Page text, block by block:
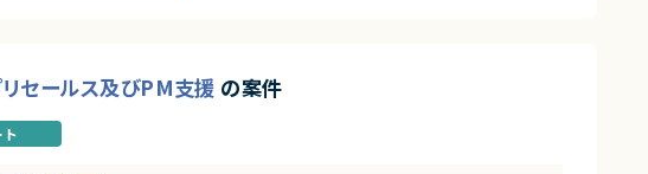
セールス及びPM支援 の案件
ト